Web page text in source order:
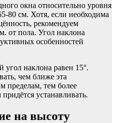
окна относительно уровня
80 см. Хотя, если необходима
рекомендуем
от пола. Угол наклона
особенностей
наклона равен 15°.
чем ближе эта
пределам, тем более
устанавливать.
на высоту